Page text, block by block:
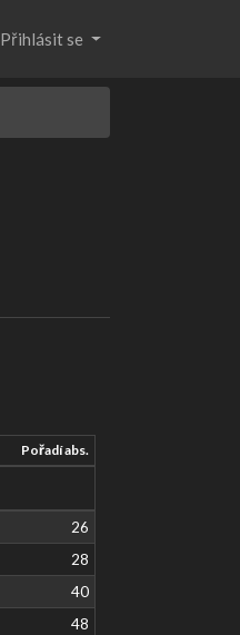
Přihlásit se
Pořadí abs.
26
28
40
48